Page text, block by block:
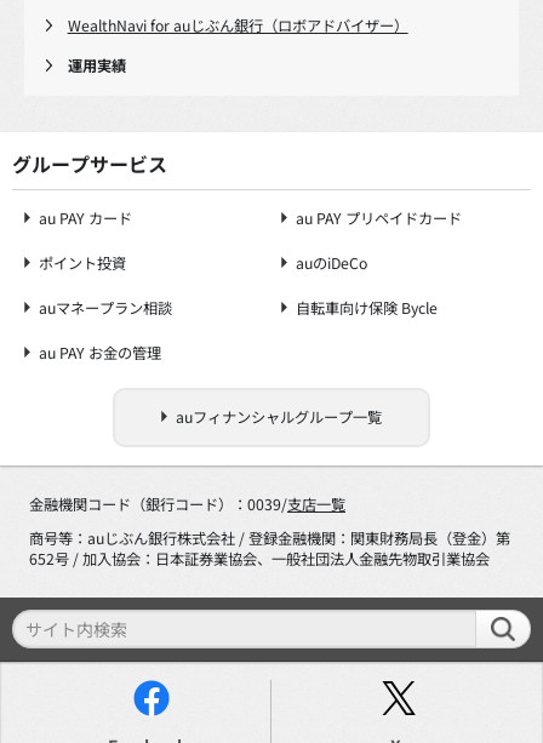
WealthNavi for auじぶん銀行（ロボアドバイザー）
運用実績
グループサービス
au PAY カード au PAY プリペイドカード
ポイント投資 auのiDeCo
auマネープラン相談 自転車向け保険 Bycle
au PAY お金の管理
auフィナンシャルグループ一覧
金融機関コード（銀行コード）：0039/支店一覧
商号等：auじぶん銀行株式会社 / 登録金融機関：関東財務局長（登金）第
652号 / 加入協会：日本証券業協会、一般社団法人金融先物取引業協会